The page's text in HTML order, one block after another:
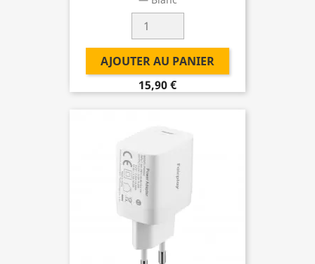
AJOUTER AU PANIER
15,90 €